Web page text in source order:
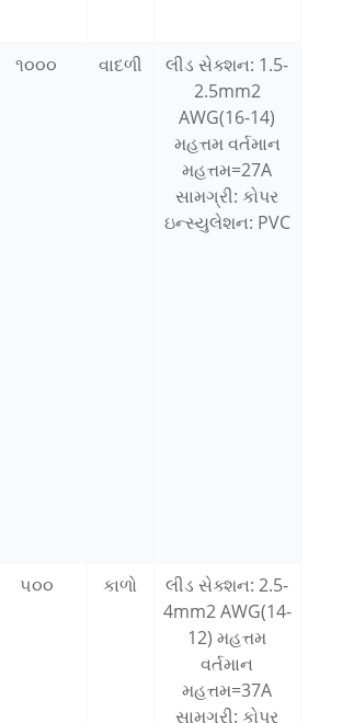
૧૦૦૦ વાદળી
લીડ સેક્શન: 1.5-
2.5mm2
AWG(16-14)
મહત્તમ વર્તમાન
મહત્તમ=27A
સામગ્રી: કોપર
ઇન્સ્યુલેશન: PVC
૫૦૦ કાળો
લીડ સેક્શન: 2.5-
4mm2 AWG(14-
12) મહત્તમ
વર્તમાન
મહત્તમ=37A
સામગ્રી: કોપર